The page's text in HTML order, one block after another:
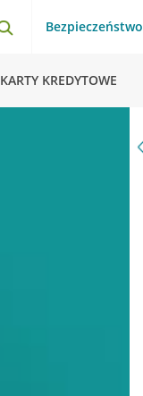
Bezpieczeństwo
KARTY KREDYTOWE